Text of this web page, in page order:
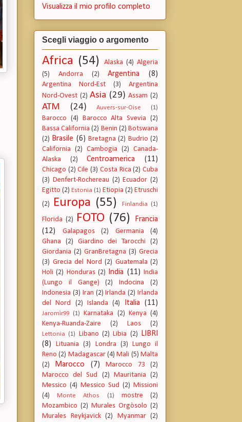
Visualizza il mio profilo completo
Scegli viaggio o argomento
Africa (54) Alaska (4) Algeria
(5)
Andorra (2) Argentina (8)
Argentina Nord-Est (3)
Argentina
Nord-Ovest (2) Asia (29) Assam (2)
ATM (24) Auvers-sur-Oise (1)
Barocco (4) Barocco Alta Svevia
(2)
Bassa California (2) Benin (2) Botswana
(2) Brasile (6) Bretagna (2) Budrio (2)
California (2) Cambogia (2) Canada-
Alaska
(2) Centroamerica (11)
Chicago (2) Cile (3) Costa Rica (2) Cuba
(3) Denfert-Rochereau (2) Ecuador (2)
Egitto (2) Estonia (1) Etiopia (2) Etruschi
(2)
Europa (55) Finlandia (1)
Florida (2) FOTO (76)
Francia
(12)
Galapagos (2) Germania
(4)
Ghana
(2) Giardino dei Tarocchi
(2)
Giordania (2) GranBretagna (3) Grecia
(3) Grecia del Nord (2) Guatemala (2)
Holi (2) Honduras (2) India (11) India
(Lungo il Gange)
(2) Indocina
(2)
Indonesia (3) Iran (2) Irlanda (2) Irlanda
del Nord
(2) Islanda (4) Italia (11)
Jaromìr99 (1) Karnataka (2) Kenya (4)
Kenya-Ruanda-Zaire
(2) Laos (2)
Lettonia (1) Libano (2) Libia (2) LIBRI
(8)
Lituania (3) Londra (3) Lungo il
Reno (2) Madagascar (4) Mali (5) Malta
(2)
Marocco (7) Marocco 73
(2)
Marocco del Sud
(2) Mauritania
(2)
Messico (4) Messico Sud (2) Missioni
(4)
Monte Athos (1) mostre
(2)
Mozambico (2) Murales Orgòsolo (2)
Murales Reykjavick (2) Myanmar (2)